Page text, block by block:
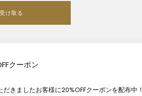
クーポン
きましたお客様に20%OFFクーポンを配布中！
受け取る